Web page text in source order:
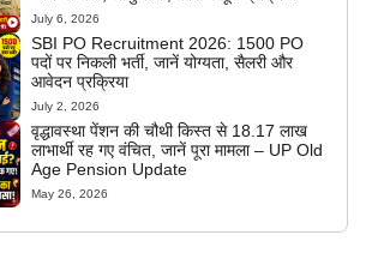
July 6, 2026
SBI PO Recruitment 2026: 1500 PO
पदों पर निकली भर्ती, जानें योग्यता, सैलरी और
आवेदन प्रक्रिया
July 2, 2026
वृद्धावस्था पेंशन की चौथी किस्त से 18.17 लाख
लाभार्थी रह गए वंचित, जानें पूरा मामला – UP Old
Age Pension Update
May 26, 2026